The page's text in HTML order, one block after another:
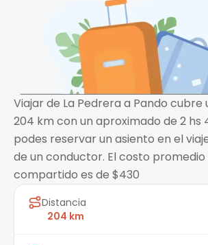
Viajar de La Pedrera a Pando cubre
204 km con un aproximado de 2 hs
podes reservar un asiento en el
de un conductor. El costo promedio
compartido es de $430
Distancia
204 km